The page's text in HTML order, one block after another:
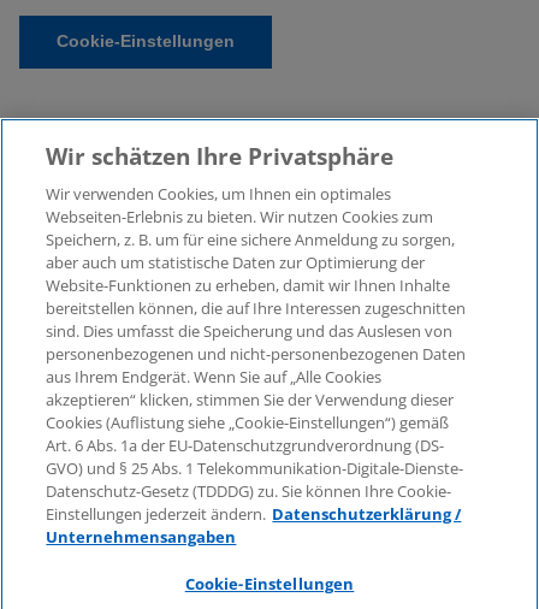
Cookie-Einstellungen
© 2026 KPMG Law Rechtsanwaltsgesellschaft mbH,
associated with KPMG AG
Wirtschaftsprüfungsgesellschaft, a public limited
company under German law and a member of the
global KPMG organisation of independent member
firms affiliated with KPMG International Limited, a
Private English Company Limited by Guarantee. All
rights reserved. For more details on the structure of
KPMG’s global organisation, please visit
https://home.kpmg/governance.
KPMG International does not provide services to
clients. No member firm is authorised to bind or
Wir schätzen Ihre Privatsphäre
Wir verwenden Cookies, um Ihnen ein optimales
Webseiten-Erlebnis zu bieten. Wir nutzen Cookies zum
Speichern, z. B. um für eine sichere Anmeldung zu sorgen,
aber auch um statistische Daten zur Optimierung der
Website-Funktionen zu erheben, damit wir Ihnen Inhalte
bereitstellen können, die auf Ihre Interessen zugeschnitten
sind. Dies umfasst die Speicherung und das Auslesen von
personenbezogenen und nicht-personenbezogenen Daten
aus Ihrem Endgerät. Wenn Sie auf „Alle Cookies
akzeptieren“ klicken, stimmen Sie der Verwendung dieser
Cookies (Auflistung siehe „Cookie-Einstellungen“) gemäß
Art. 6 Abs. 1a der EU-Datenschutzgrundverordnung (DS-
GVO) und § 25 Abs. 1 Telekommunikation-Digitale-Dienste-
Datenschutz-Gesetz (TDDDG) zu. Sie können Ihre Cookie-
Einstellungen jederzeit ändern. Datenschutzerklärung /
Unternehmensangaben
Cookie-Einstellungen